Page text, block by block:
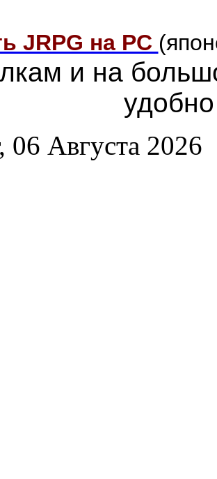
JRPG на PC
и на
06 Августа 2026